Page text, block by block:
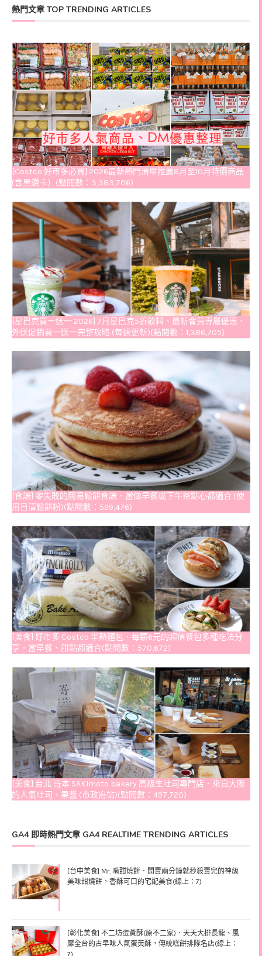
熱門文章 TOP TRENDING ARTICLES
[Costco 好市多必買] 2026最新熱門清單推薦8月至10月特價商品
(含黑鑽卡）(點閱數：3,383,706)
[星巴克買一送一 2026] 7月星巴克5折飲料、最新會員專屬優惠、
外送促銷買一送一完整攻略 (每週更新)(點閱數：1,386,705)
[食譜] 零失敗的簡易鬆餅食譜．當做早餐或下午茶點心都適合 (使
用日清鬆餅粉)(點閱數：599,476)
[美食] 好市多 Costco 半熟麵包．每顆6元的超值餐包多種吃法分
享，當早餐、甜點都適合(點閱數：570,672)
[美食] 台北 嵜本 SAKImoto bakery 高級生吐司專門店．來自大阪
的人氣吐司、果醬 (市政府站)(點閱數：497,720)
GA4 即時熱門文章 GA4 REALTIME TRENDING ARTICLES
[台中美食] Mr. 啃甜燒餅．開賣兩分鐘就秒殺賣完的神級
美味甜燒餅，香酥可口的宅配美食(線上：7)
[彰化美食] 不二坊蛋黃酥(原不二家)．天天大排長龍、風
靡全台的古早味人氣蛋黃酥，傳統糕餅排隊名店(線上：